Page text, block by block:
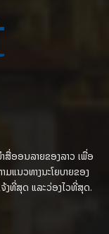
ສື່ອອນລາຍຂອງລາວ ເພື່ອ
ແນວທາງນະໂຍບາຍຂອງ
ງທີ່ສຸດ ແລະວ່ອງໄວທີ່ສຸດ.